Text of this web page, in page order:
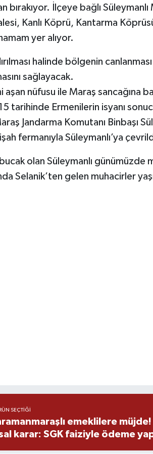
bırakıyor. İlçeye bağlı
Kanlı Köprü, Kantarma
yer alıyor.
halinde bölgenin
sağlayacak.
aşan nüfusu ile Maraş sancağına
tarihinde Ermenilerin isyanı
Jandarma Komutanı Binbaşı
fermanıyla Süleymanlı’ya
olan Süleymanlı günümüzde
Selanik’ten gelen muhacirler
SEÇTIĞI
emeklilere müjde!
karar: SGK faiziyle ödeme